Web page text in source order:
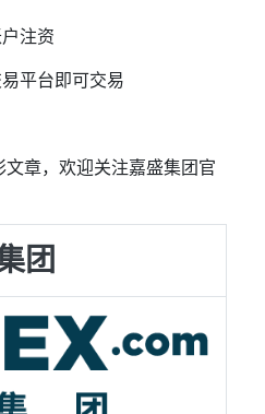
注资
平台即可交易
章，欢迎关注嘉盛集团官
团